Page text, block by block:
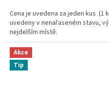
Cena je uvedena za jeden kus (1
uvedeny v nenařaseném stavu,
nejdelším místě.
Akce
Tip